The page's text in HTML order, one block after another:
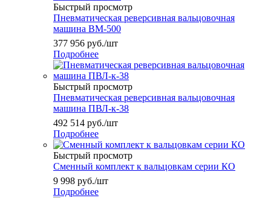
Быстрый просмотр
Пневматическая реверсивная вальцовочная
машина ВМ-500
377 956 руб./шт
Подробнее
Быстрый просмотр
Пневматическая реверсивная вальцовочная
машина ПВЛ-к-38
492 514 руб./шт
Подробнее
Быстрый просмотр
Сменный комплект к вальцовкам серии КО
9 998 руб./шт
Подробнее